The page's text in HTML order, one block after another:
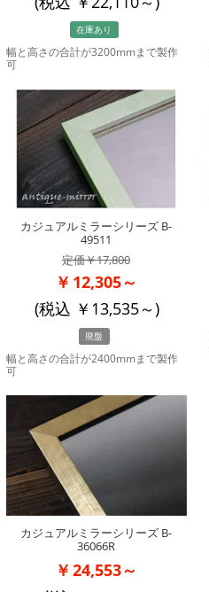
在庫あり
幅と高さの合計が3200mmまで製作
可
カジュアルミラーシリーズ B-
49511
17,800
12,305～
(税込
13,535～)
廃盤
幅と高さの合計が2400mmまで製作
可
カジュアルミラーシリーズ B-
36066R
24,553～